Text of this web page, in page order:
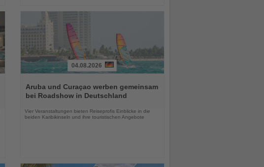
Sie
die
04.08.2026
Aruba und Curaçao werben gemeinsam
bei Roadshow in Deutschland
Vier Veranstaltungen bieten Reiseprofis Einblicke in die
beiden Karibikinseln und ihre touristischen Angebote